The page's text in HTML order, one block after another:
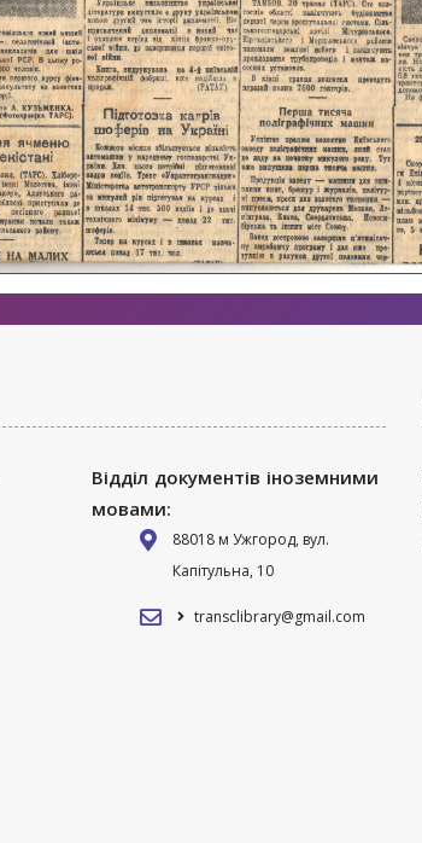
Відділ документів іноземними
мовами:
88018 м Ужгород, вул.
Капітульна, 10
transclibrary@gmail.com